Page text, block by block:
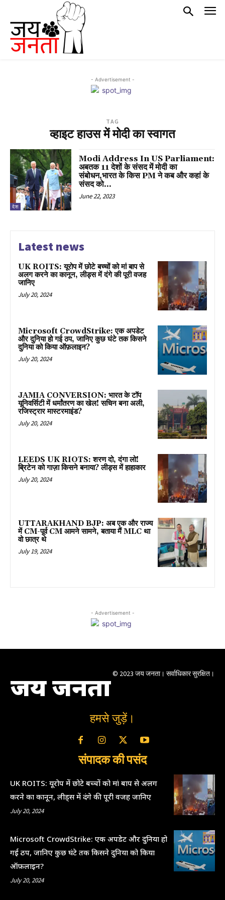
- Advertisement -
TAG
व्हाइट हाउस में मोदी का स्वागत
देश
Modi Address In US Parliament:
अबतक 11 देशों के संसद में मोदी का
संबोधन,भारत के किस PM ने कब और कहां के
संसद को...
June 22, 2023
Latest news
UK ROITS: यूरोप में छोटे बच्चों को मां बाप से
अलग करने का कानून, लीड्स में दंगे की पूरी वजह
जानिए
July 20, 2024
Microsoft CrowdStrike: एक अपडेट
और दुनिया हो गई ठप, जानिए कुछ घंटे तक किसने
दुनिया को किया ऑफ़लाइन?
July 20, 2024
JAMIA CONVERSION: भारत के टॉप
यूनिवर्सिटी में धर्मांतरण का खेल! सचिन बना अली,
रजिस्ट्रार मास्टरमाइंड?
July 20, 2024
LEEDS UK RIOTS: शरण दो, दंगा लो!
ब्रिटेन को गाज़ा किसने बनाया? लीड्स में हाहाकार
July 20, 2024
UTTARAKHAND BJP: अब एक और राज्य
में CM-पूर्व CM आमने सामने, बताया मैं MLC था
वो छात्र थे
July 19, 2024
- Advertisement -
जय जनता © 2023 जय जनता। सर्वाधिकार सुरक्षित।
हमसे जुड़ें।
संपादक की पसंद
UK ROITS: यूरोप में छोटे बच्चों को मां बाप से अलग
करने का कानून, लीड्स में दंगे की पूरी वजह जानिए
July 20, 2024
Microsoft CrowdStrike: एक अपडेट और दुनिया हो
गई ठप, जानिए कुछ घंटे तक किसने दुनिया को किया
ऑफ़लाइन?
July 20, 2024